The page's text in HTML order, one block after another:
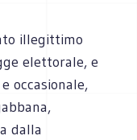
illegittimo
elettorale, e
occasionale,
dalla